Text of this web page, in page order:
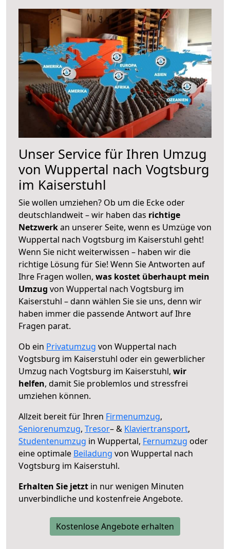
Unser Service für Ihren Umzug
von Wuppertal nach Vogtsburg
im Kaiserstuhl
Sie wollen umziehen? Ob um die Ecke oder
deutschlandweit – wir haben das richtige
Netzwerkan unserer Seite, wenn es Umzüge von
Wuppertal nach Vogtsburg im Kaiserstuhl geht!
Wenn Sie nicht weiterwissen – haben wir die
richtige Lösung für Sie! Wenn Sie Antworten auf
Ihre Fragen wollen, was kostet überhaupt mein
Umzug von Wuppertal nach Vogtsburg im
Kaiserstuhl – dann wählen Sie sie uns, denn wir
haben immer die passende Antwort auf Ihre
Fragen parat.
Ob ein Privatumzug von Wuppertal nach
Vogtsburg im Kaiserstuhl oder ein gewerblicher
Umzug nach Vogtsburg im Kaiserstuhl, wir
helfen, damit Sie problemlos und stressfrei
umziehen können.
Allzeit bereit für Ihren Firmenumzug,
Seniorenumzug, Tresor– & Klaviertransport,
Studentenumzug in Wuppertal, Fernumzug oder
eine optimale Beiladung von Wuppertal nach
Vogtsburg im Kaiserstuhl.
Erhalten Sie jetzt in nur wenigen Minuten
unverbindliche und kostenfreie Angebote.
Kostenlose Angebote erhalten